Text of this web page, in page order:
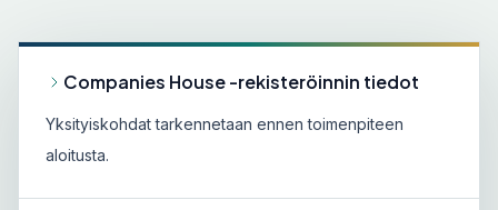
Companies House -rekisteröinnin tiedot
Yksityiskohdat tarkennetaan ennen toimenpiteen
aloitusta.